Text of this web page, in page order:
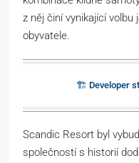
z něj činí vynikající volbu
obyvatele.
🏗️ Developer
Scandic Resort byl
společností s historií